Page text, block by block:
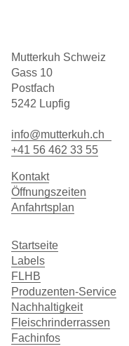
Mutterkuh Schweiz
Gass 10
Postfach
5242 Lupfig
info@mutterkuh.ch
+41 56 462 33 55
Kontakt
Öffnungszeiten
Anfahrtsplan
Startseite
Labels
FLHB
Produzenten-Service
Nachhaltigkeit
Fleisch­rinderrassen
Fachinfos